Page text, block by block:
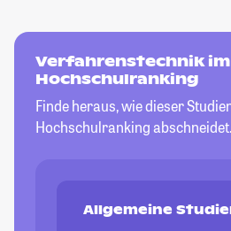
Verfahrenstechnik im
Hochschulranking
Finde heraus, wie dieser
Hochschulranking abschneidet.
Allgemeine